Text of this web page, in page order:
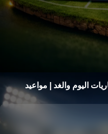
اليوم والغد | مواعيد